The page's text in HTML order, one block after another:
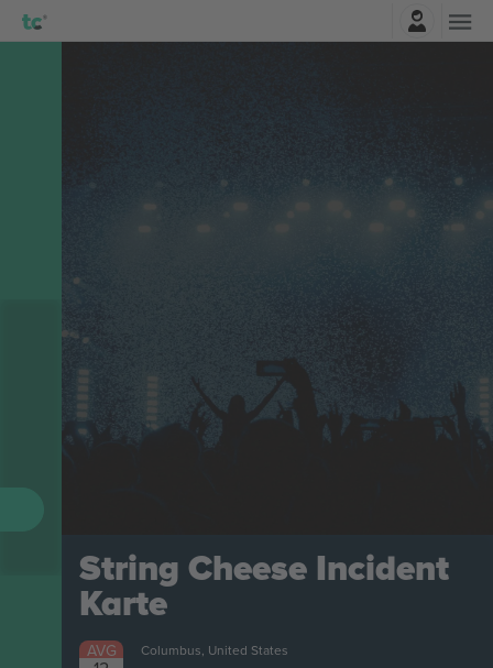
String Cheese Incident
Karte
Columbus, United States